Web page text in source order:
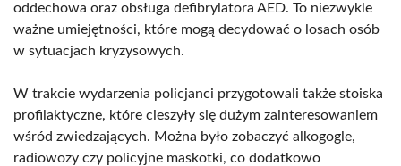
oddechowa oraz obsługa defibrylatora AED. To niezwykle
ważne umiejętności, które mogą decydować o losach osób
w sytuacjach kryzysowych.
W trakcie wydarzenia policjanci przygotowali także stoiska
profilaktyczne, które cieszyły się dużym zainteresowaniem
wśród zwiedzających. Można było zobaczyć alkogogle,
radiowozy czy policyjne maskotki, co dodatkowo